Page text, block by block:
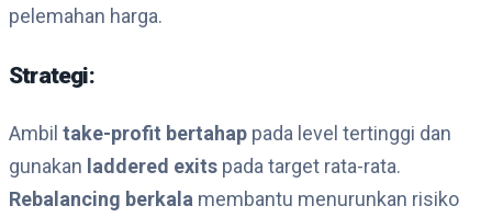
pelemahan harga.
Strategi:
Ambil take-profit bertahap pada level tertinggi dan
gunakan laddered exits pada target rata-rata.
Rebalancing berkala membantu menurunkan risiko